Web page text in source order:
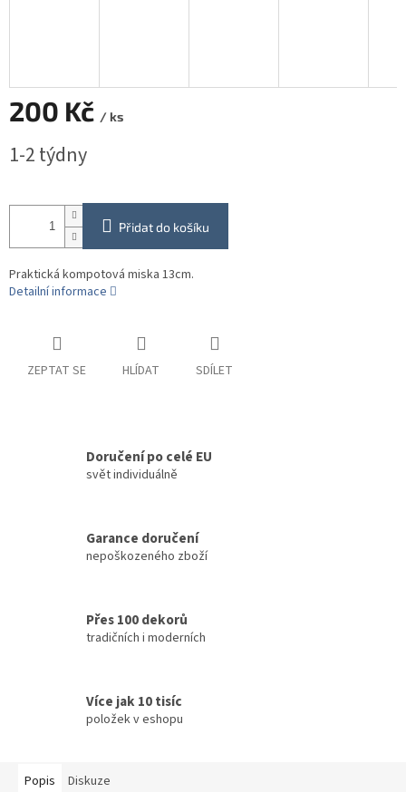
200 Kč / ks
cena:
1-2 týdny
Přidat do košíku
Praktická kompotová miska 13cm.
Detailní informace
ZEPTAT SE HLÍDAT SDÍLET
Doručení po celé EU
svět individuálně
Garance doručení
nepoškozeného zboží
Přes 100 dekorů
tradičních i moderních
Více jak 10 tisíc
položek v eshopu
Popis Diskuze